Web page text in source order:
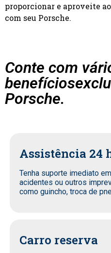
proporcionar e aproveite
com seu Porsche.
Conte com
Porsche.
Assistência 24
Tenha suporte imediato
acidentes ou outros
como guincho, troca de
Carro reserva